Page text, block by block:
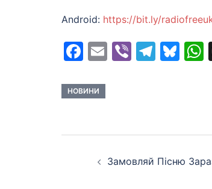
Android: https://bit.ly/
Facebook
EmailViber
НОВИНИ
navigation
Замовляй Пiсню